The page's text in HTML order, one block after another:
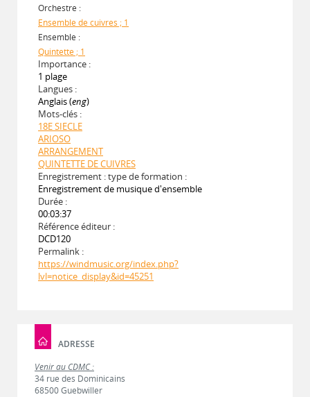
Orchestre :
Ensemble de cuivres ; 1
Ensemble :
Quintette ; 1
Importance :
1 plage
Langues :
Anglais (eng)
Mots-clés :
18E SIECLE
ARIOSO
ARRANGEMENT
QUINTETTE DE CUIVRES
Enregistrement : type de formation :
Enregistrement de musique d'ensemble
Durée :
00:03:37
Référence éditeur :
DCD120
Permalink :
https://windmusic.org/index.php?
lvl=notice_display&id=45251
ADRESSE
Venir au CDMC :
34 rue des Dominicains
68500 Guebwiller